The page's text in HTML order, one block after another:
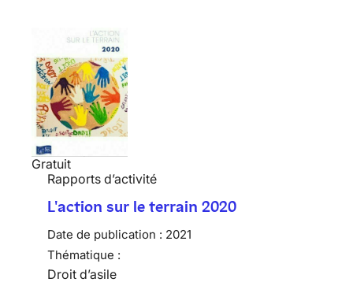
Gratuit
Rapports d’activité
L'action sur le terrain 2020
Date de publication : 2021
Thématique :
Droit d’asile